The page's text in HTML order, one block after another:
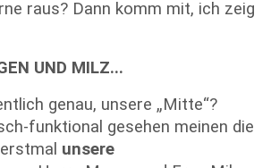
raus? Dann komm mit, ich zeig
UND MILZ...
genau, unsere „Mitte“?
funktional gesehen meinen die
unsere